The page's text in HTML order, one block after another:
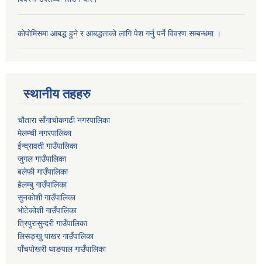
काेपाेमिसमा आबद्ध हुने र आबद्धताकाे लागि पेश गर्नु पर्ने विवरण सम्बन्धमा ।
स्थानीय तहहरु
चौतारा साँगाचोकगढी नगरपालिका
मेलम्ची नगरपालिका
ईन्द्रावती गाउँपालिका
जुगल गाउँपालिका
बलेफी गाउँपालिका
हेलम्बु गाउँपालिका
सुनकोशी गाउँपालिका
भोटेकोशी गाउँपालिका
त्रिपुरासुन्दरी गाउँपालिका
लिसङ्खु पाखर गाउँपालिका
पाँचपोखरी थाङपाल गाउँपालिका